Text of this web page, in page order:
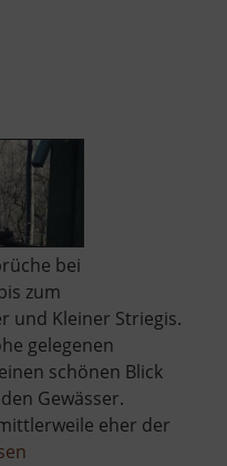
bei
zum
und Kleiner Striegis.
gelegenen
schönen Blick
Gewässer.
eher der